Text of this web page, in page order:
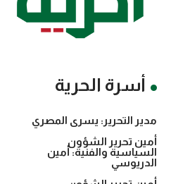
أسرة الحرية
مدير التحرير: يسرى المصري
أمين تحرير الشؤون
السياسية والفنية: أمين
الدريوسي